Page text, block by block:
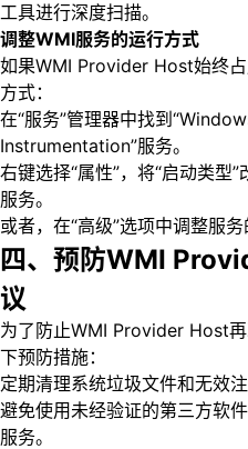
工具进行深度扫描。
调整WMI服务的运行方式
如果WMI Provider Host始终
方式：
在“服务”管理器中找到
Instrumentation”服务。
右键选择“属性”，将“启动类型
服务。
或者，在“高级”选项中调整服务
四、预防WMI
议
为了防止WMI Provider Host
下预防措施：
定期清理系统垃圾文件和无效
避免使用未经验证的第三方软
服务。